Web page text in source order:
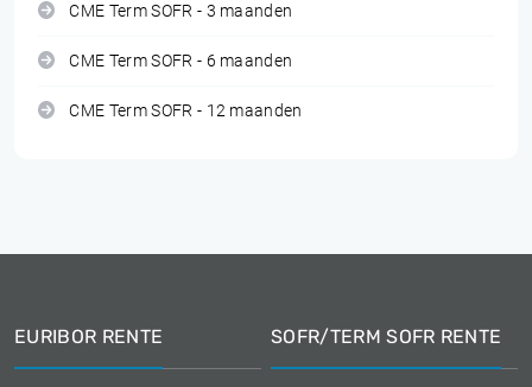
CME Term SOFR - 3 maanden
CME Term SOFR - 6 maanden
CME Term SOFR - 12 maanden
EURIBOR RENTE SOFR/TERM SOFR RENTE